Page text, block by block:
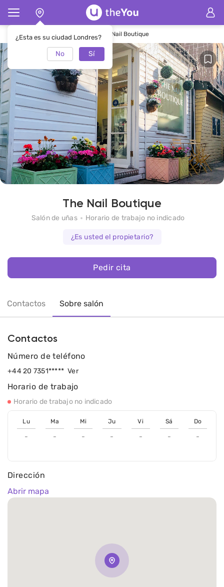
¿Esta es su ciudad Londres?
No Sí
Página de inicio Salón de uñasThe Nail Boutique
The Nail Boutique
Salón de uñas Horario de trabajo no indicado
¿Es usted el propietario?
Pedir cita
Contactos Sobre salón
Contactos
Dirección
Abrir mapa
Horario de trabajo
Horario de trabajo no indicado
Lu
-
Ma
-
Mi
-
Ju
-
Vi
-
Sá
-
Do
-
Número de teléfono
+44 20 7351***** Ver